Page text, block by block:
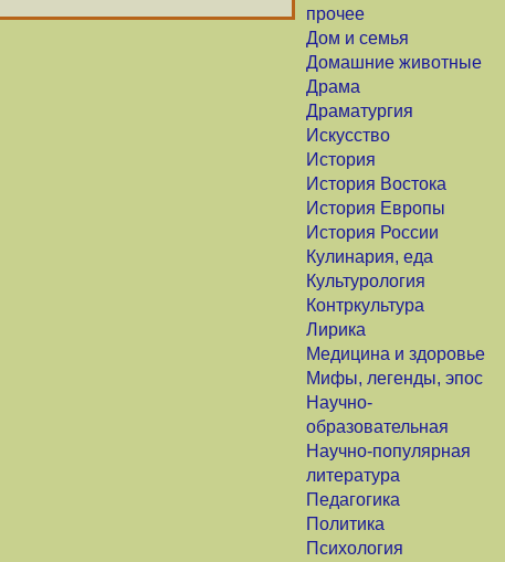
прочее
Дом и семья
Домашние животные
Драма
Драматургия
Искусство
История
История Востока
История Европы
История России
Кулинария, еда
Культурология
Контркультура
Лирика
Медицина и здоровье
Мифы, легенды, эпос
Научно-
образовательная
Научно-популярная
литература
Педагогика
Политика
Психология